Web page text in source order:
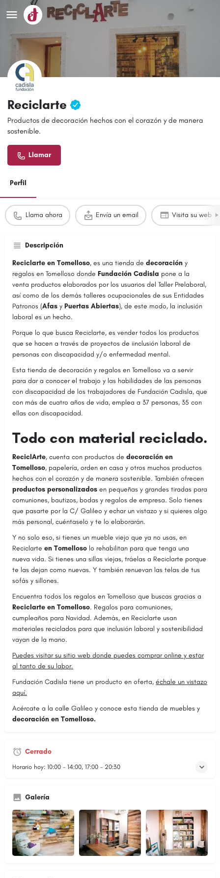
Reciclarte
Productos de decoración hechos con el corazón y de manera
sostenible.
Llamar
Perfil
Llama ahora Envía un email Visita su web
Descripción
Reciclarte en Tomelloso, es una tienda de decoración y
regalos en Tomelloso donde Fundación Cadisla pone a la
venta productos elaborados por los usuarios del Taller Prelaboral,
así como de los demás talleres ocupacionales de sus Entidades
Patronos (Afas y Puertas Abiertas), de este modo, la inclusión
laboral es un hecho.
Porque lo que busca Reciclarte, es vender todos los productos
que se hacen a través de proyectos de iinclusión laboral de
personas con discapacidad y/o enfermedad mental.
Esta tienda de decoración y regalos en Tomelloso va a servir
para dar a conocer el trabajo y las habilidades de las personas
con discapacidad de los trabajadores de Fundación Cadisla, que
con más de cuatro años de vida, emplea a 37 personas, 35 con
ellas con discapacidad.
Todo con material reciclado.
ReciclArte, cuenta con productos de decoración en
Tomelloso, papelería, orden en casa y otros muchos productos
hechos con el corazón y de manera sostenible. También ofrecen
productos personalizados en pequeñas y grandes tiradas para
comuniones, bautizos, bodas y regalos de empresa. Solo tienes
que pasarte por la C/ Galileo y echar un vistazo y si quieres algo
más personal, cuéntaselo y te lo elaborarán.
Y no solo eso, si tienes un mueble viejo que ya no usas, en
Reciclarte en Tomelloso lo rehabilitan para que tenga una
nueva vida. Si tienes una sillas viejas, tráelas a Reciclarte porque
te las dejan como nuevas. Y también renuevan las telas de tus
sofás y sillones.
Encuentra todos los regalos en Tomelloso que buscas gracias a
Reciclarte en Tomelloso. Regalos para comuniones,
cumpleaños para Navidad. Además, en Reciclarte usan
materiales reciclados para que inclusión laboral y sostenibilidad
vayan de la mano.
Puedes visitar su sitio web donde puedes comprar online y estar
al tanto de su labor.
Fundación Cadisla tiene un producto en oferta, échale un vistazo
aquí.
Acércate a la calle Galileo y conoce esta tienda de muebles y
decoración en Tomelloso.
Cerrado
Horario hoy: 10:00 - 14:00, 17:00 - 20:30
Galería